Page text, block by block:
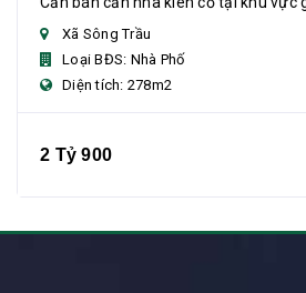
Bom, diện tích rộng, phù hợp gia đình...
Xã Sông Trầu
Loại BĐS: Nhà Phố
Diện tích: 278m2
2 Tỷ 900